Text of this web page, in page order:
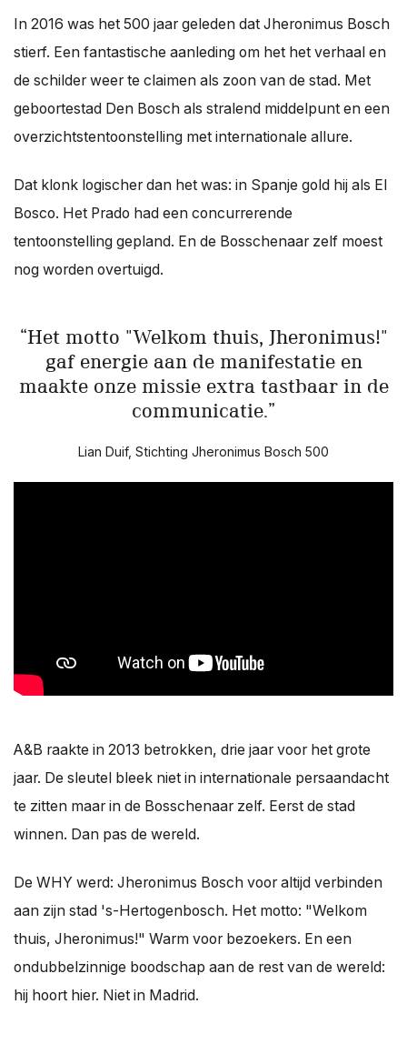
In 2016 was het 500 jaar geleden dat Jheronimus Bosch
stierf. Een fantastische aanleding om het het verhaal en
de schilder weer te claimen als zoon van de stad. Met
geboortestad Den Bosch als stralend middelpunt en een
overzichtstentoonstelling met internationale allure.
Dat klonk logischer dan het was: in Spanje gold hij als El
Bosco. Het Prado had een concurrerende
tentoonstelling gepland. En de Bosschenaar zelf moest
nog worden overtuigd.
Het motto "Welkom thuis, Jheronimus!"
gaf energie aan de manifestatie en
maakte onze missie extra tastbaar in de
communicatie.
Lian Duif, Stichting Jheronimus Bosch 500
A&B raakte in 2013 betrokken, drie jaar voor het grote
jaar. De sleutel bleek niet in internationale persaandacht
te zitten maar in de Bosschenaar zelf. Eerst de stad
winnen. Dan pas de wereld.
De WHY werd: Jheronimus Bosch voor altijd verbinden
aan zijn stad 's-Hertogenbosch. Het motto: "Welkom
thuis, Jheronimus!" Warm voor bezoekers. En een
ondubbelzinnige boodschap aan de rest van de wereld:
hij hoort hier. Niet in Madrid.